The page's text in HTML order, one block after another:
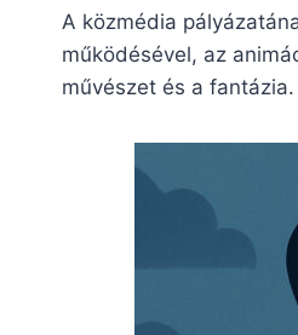
A közmédia
működésével, az
művészet és a fantázia.